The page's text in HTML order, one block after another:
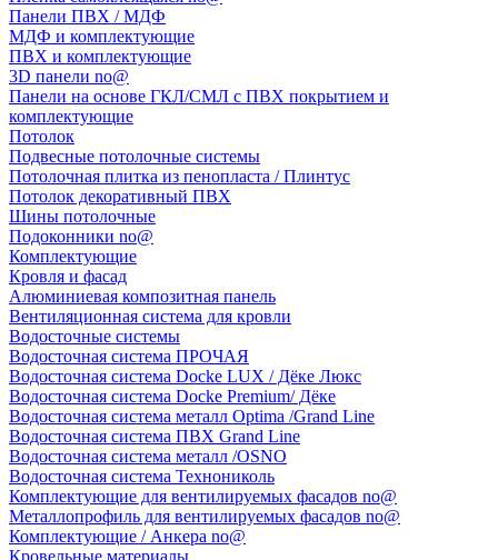
Панели ПВХ / МДФ
МДФ и комплектующие
ПВХ и комплектующие
3D панели no@
Панели на основе ГКЛ/СМЛ с ПВХ покрытием и
комплектующие
Потолок
Подвесные потолочные системы
Потолочная плитка из пенопласта / Плинтус
Потолок декоративный ПВХ
Шины потолочные
Подоконники no@
Комплектующие
Кровля и фасад
Алюминиевая композитная панель
Вентиляционная система для кровли
Водосточные системы
Водосточная система ПРОЧАЯ
Водосточная система Docke LUX / Дёке Люкс
Водосточная система Docke Premium/ Дёке
Водосточная система металл Optima /Grand Line
Водосточная система ПВХ Grand Line
Водосточная система металл /OSNO
Водосточная система Технониколь
Комплектующие для вентилируемых фасадов no@
Металлопрофиль для вентилируемых фасадов no@
Комплектующие / Анкера no@
Кровельные материалы